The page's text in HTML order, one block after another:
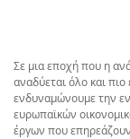
Σε μια εποχή που η
αναδύεται όλο και
ενδυναμώνουμε την
ευρωπαϊκών
έργων που